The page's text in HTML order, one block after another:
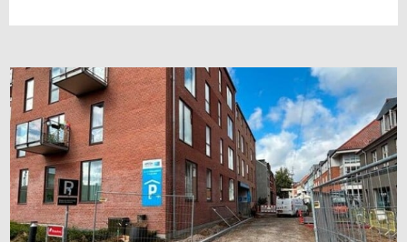
Navn
Jeg vil gerne modtage et nyhedsoverblik, samt
relevante tilbud og brugerfordele på mail. Det er altid
muligt at afmelde.Privatlivspolitik.